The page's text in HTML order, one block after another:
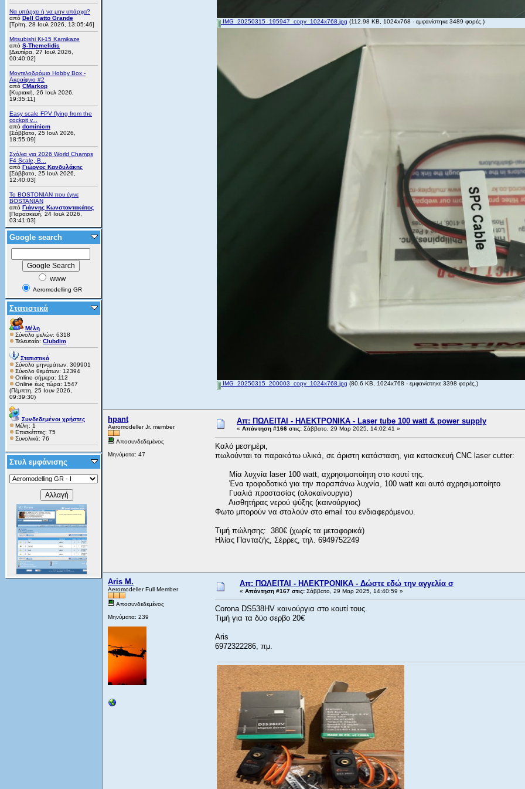
Να υπάρχει ή να μην υπάρχει?
από Dell Gatto Grande
[Τρίτη, 28 Ιουλ 2026, 13:05:46]
Mitsubishi Ki-15 Kamikaze
από S-Themelidis
[Δευτέρα, 27 Ιουλ 2026,
00:40:02]
Μοντελοδρόμιο Hobby Box -
Ακραίφνιο #2
από CMarkop
[Κυριακή, 26 Ιουλ 2026,
19:35:11]
Easy scale FPV flying from the
cockpit v...
από dominicm
[Σάββατο, 25 Ιουλ 2026,
18:55:09]
Σχόλια για 2026 World Champs
F4 Scale, B...
από Γιώργος Κανδυλάκης
[Σάββατο, 25 Ιουλ 2026,
12:40:03]
Το BOSTONIAN που έγινε
BOSTANIAN
από Γιάννης Κωνσταντακάτος
[Παρασκευή, 24 Ιουλ 2026,
03:41:03]
Google search
WWW
Aeromodelling GR
Στατιστικά
Μέλη
Σύνολο μελών: 6318
Τελευταίο: Clubdim
Στατιστικά
Σύνολο μηνυμάτων: 309901
Σύνολο θεμάτων: 12394
Online σήμερα: 112
Online έως τώρα: 1547
(Πέμπτη, 25 Ιουν 2026,
09:39:30)
Συνδεδεμένοι χρήστες
Μέλη: 1
Επισκέπτες: 75
Συνολικά: 76
Στυλ εμφάνισης
IMG_20250315_195947_copy_1024x768.jpg (112.98 KB, 1024x768 - εμφανίστηκε 3489 φορές.)
IMG_20250315_200003_copy_1024x768.jpg (80.6 KB, 1024x768 - εμφανίστηκε 3398 φορές.)
hpant
Aeromodeller Jr. member
Αποσυνδεδεμένος
Μηνύματα: 47
Απ: ΠΩΛΕΙΤΑΙ - ΗΛΕΚΤΡΟΝΙΚΑ - Laser tube 100 watt & power supply
« Απάντηση #166 στις: Σάββατο, 29 Μαρ 2025, 14:02:41 »
Καλό μεσημέρι,
πωλούνται τα παρακάτω υλικά, σε άριστη κατάσταση, για κατασκευή CNC laser cutter:
Μία λυχνία laser 100 watt, αχρησιμοποίητη στο κουτί της.
Ένα τροφοδοτικό για την παραπάνω λυχνία, 100 watt και αυτό αχρησιμοποίητο
Γυαλιά προστασίας (ολοκαίνουργια)
Αισθητήρας νερού ψύξης (καινούργιος)
Φωτο μπορούν να σταλούν στο email του ενδιαφερόμενου.
Τιμή πώλησης: 380€ (χωρίς τα μεταφορικά)
Ηλίας Πανταζής, Σέρρες, τηλ. 6949752249
Aris M.
Aeromodeller Full Member
Αποσυνδεδεμένος
Μηνύματα: 239
Απ: ΠΩΛΕΙΤΑΙ - ΗΛΕΚΤΡΟΝΙΚΑ - Δώστε εδώ την αγγελία σ
« Απάντηση #167 στις: Σάββατο, 29 Μαρ 2025, 14:40:59 »
Corona DS538HV καινούργια στο κουτί τους.
Τιμή για τα δύο σερβο 20€
Aris
6972322286, πμ.